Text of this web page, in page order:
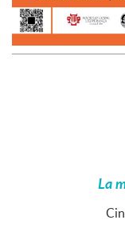
La